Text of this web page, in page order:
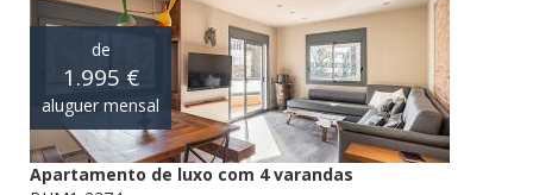
de
1.995 €
aluguer mensal
Apartamento de luxo com 4 varandas